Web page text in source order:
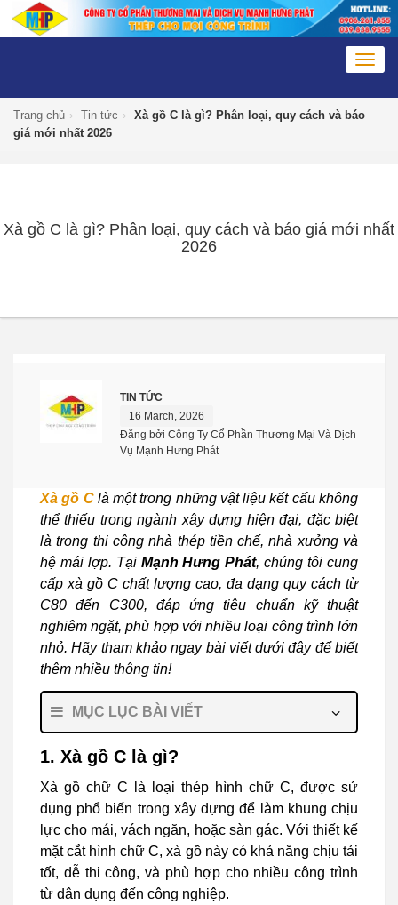
Trang chủ › Tin tức › Xà gồ C là gì? Phân loại, quy cách và báo
giá mới nhất 2026
Xà gồ C là gì? Phân loại, quy cách và báo giá mới nhất
2026
TIN TỨC
16 March, 2026
Đăng bởi Công Ty Cổ Phần Thương Mại Và Dịch
Vụ Mạnh Hưng Phát
Xà gồ Clà một trong những vật liệu kết cấu không
thể thiếu trong ngành xây dựng hiện đại, đặc biệt
là trong thi công nhà thép tiền chế, nhà xưởng và
hệ mái lợp. Tại Mạnh Hưng Phát, chúng tôi cung
cấp xà gồ C chất lượng cao, đa dạng quy cách từ
C80 đến C300, đáp ứng tiêu chuẩn kỹ thuật
nghiêm ngặt, phù hợp với nhiều loại công trình lớn
nhỏ. Hãy tham khảo ngay bài viết dưới đây để biết
thêm nhiều thông tin!
MỤC LỤC BÀI VIẾT
1. Xà gồ C là gì?
Xà gồ chữ C là loại thép hình chữ C, được sử
dụng phổ biến trong xây dựng để làm khung chịu
lực cho mái, vách ngăn, hoặc sàn gác. Với thiết kế
mặt cắt hình chữ C, xà gồ này có khả năng chịu tải
tốt, dễ thi công, và phù hợp cho nhiều công trình
từ dân dụng đến công nghiệp.